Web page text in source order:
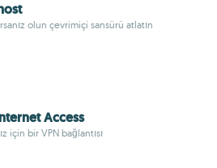
olun çevrimiçi sansürü atlatın
Access
için bir VPN bağlantısı